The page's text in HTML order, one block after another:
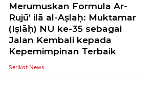
Merumuskan Formula Ar-
Rujū’ ilā al-Aṣlaḥ: Muktamar
(Iṣlāḥ) NU ke-35 sebagai
Jalan Kembali kepada
Kepemimpinan Terbaik
Serikat News